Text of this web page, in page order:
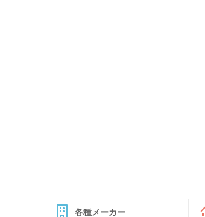
各種メーカー